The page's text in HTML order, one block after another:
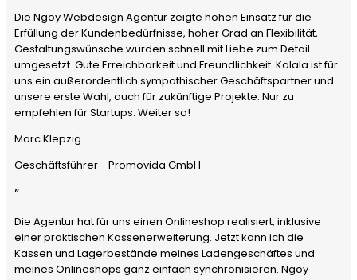
Die Ngoy Webdesign Agentur zeigte hohen Einsatz für die
Erfüllung der Kundenbedürfnisse, hoher Grad an Flexibilität,
Gestaltungswünsche wurden schnell mit Liebe zum Detail
umgesetzt. Gute Erreichbarkeit und Freundlichkeit. Kalala ist für
uns ein außerordentlich sympathischer Geschäftspartner und
unsere erste Wahl, auch für zukünftige Projekte. Nur zu
empfehlen für Startups. Weiter so!
Marc Klepzig
Geschäftsführer - Promovida GmbH
”
Die Agentur hat für uns einen Onlineshop realisiert, inklusive
einer praktischen Kassenerweiterung. Jetzt kann ich die
Kassen und Lagerbestände meines Ladengeschäftes und
meines Onlineshops ganz einfach synchronisieren. Ngoy